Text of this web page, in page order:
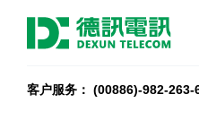
客户服务： (00886)-982-263-